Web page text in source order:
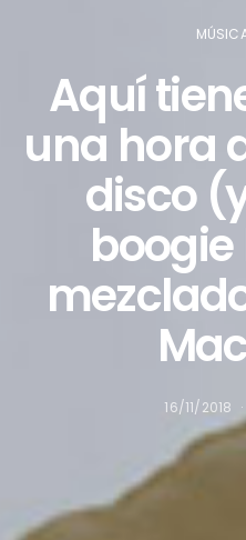
Aquí
una hora
disco
16/11/2018